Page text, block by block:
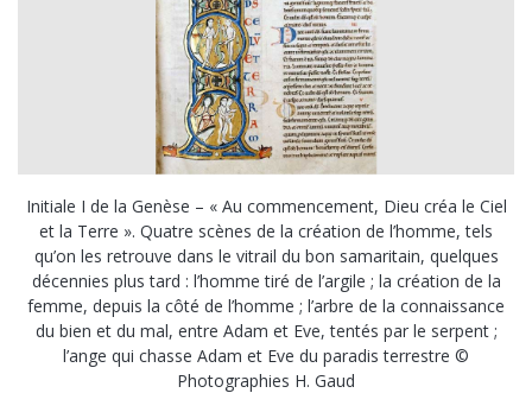
Initiale I de la Genèse – « Au commencement, Dieu créa le Ciel
et la Terre ». Quatre scènes de la création de l’homme, tels
qu’on les retrouve dans le vitrail du bon samaritain, quelques
décennies plus tard : l’homme tiré de l’argile ; la création de la
femme, depuis la côté de l’homme ; l’arbre de la connaissance
du bien et du mal, entre Adam et Eve, tentés par le serpent ;
l’ange qui chasse Adam et Eve du paradis terrestre ©
Photographies H. Gaud